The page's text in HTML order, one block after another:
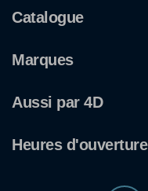
Catalogue
Marques
Aussi par 4D
Heures d'ouverture